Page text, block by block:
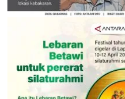
3 Agustus 2026